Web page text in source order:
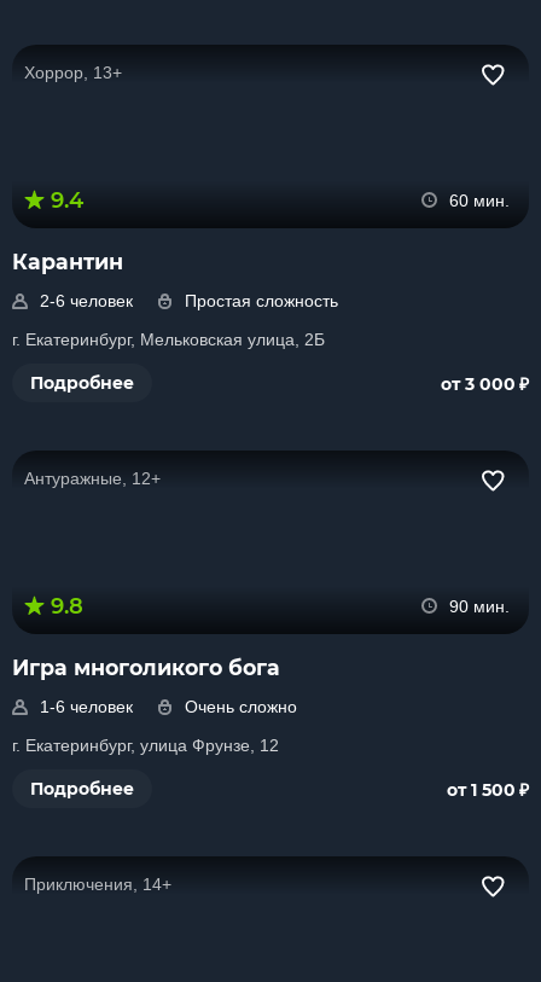
Хоррор, 13+
9.4 60 мин.
Карантин
2-6 человек
Простая сложность
г. Екатеринбург, Мельковская улица, 2Б
Подробнее от 3 000 ₽
Антуражные, 12+
9.8 90 мин.
Игра многоликого бога
1-6 человек
Очень сложно
г. Екатеринбург, улица Фрунзе, 12
Подробнее от 1 500 ₽
Приключения, 14+